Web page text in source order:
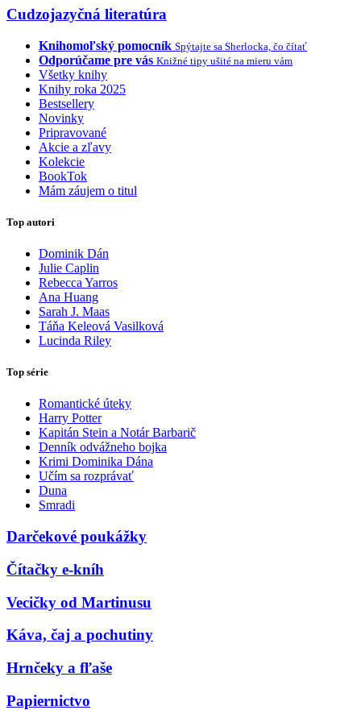
Cudzojazyčná literatúra
Knihomoľský pomocník Spýtajte sa Sherlocka, čo čítať
Odporúčame pre vás Knižné tipy ušité na mieru vám
Všetky knihy
Knihy roka 2025
Bestsellery
Novinky
Pripravované
Akcie a zľavy
Kolekcie
BookTok
Mám záujem o titul
Top autori
Dominik Dán
Julie Caplin
Rebecca Yarros
Ana Huang
Sarah J. Maas
Táňa Keleová Vasilková
Lucinda Riley
Top série
Romantické úteky
Harry Potter
Kapitán Stein a Notár Barbarič
Denník odvážneho bojka
Krimi Dominika Dána
Učím sa rozprávať
Duna
Smradi
Darčekové poukážky
Čítačky e-kníh
Vecičky od Martinusu
Káva, čaj a pochutiny
Hrnčeky a fľaše
Papiernictvo